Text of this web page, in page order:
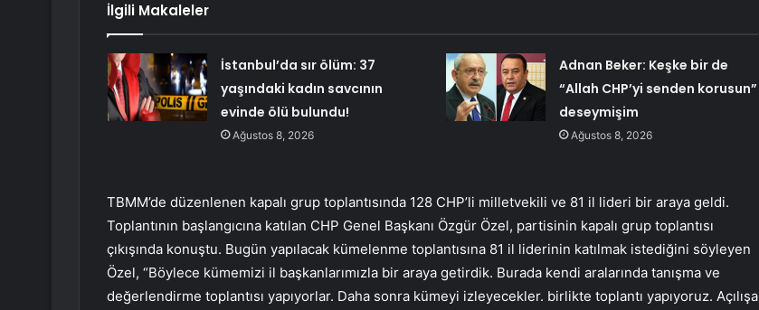
İlgili Makaleler
İstanbul’da sır ölüm: 37
yaşındaki kadın savcının
evinde ölü bulundu!
Ağustos 8, 2026
Adnan Beker: Keşke bir de
“Allah CHP’yi senden korusun”
deseymişim
Ağustos 8, 2026
TBMM’de düzenlenen kapalı grup toplantısında 128 CHP’li milletvekili ve 81 il lideri bir araya geldi.
Toplantının başlangıcına katılan CHP Genel Başkanı Özgür Özel, partisinin kapalı grup toplantısı
çıkışında konuştu. Bugün yapılacak kümelenme toplantısına 81 il liderinin katılmak istediğini söyleyen
Özel, “Böylece kümemizi il başkanlarımızla bir araya getirdik. Burada kendi aralarında tanışma ve
değerlendirme toplantısı yapıyorlar. Daha sonra kümeyi izleyecekler. birlikte toplantı yapıyoruz. Açılışa